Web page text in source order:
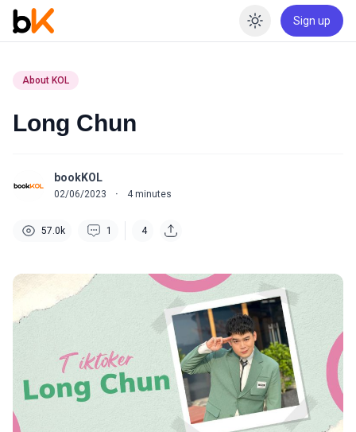
Enable
Sign up
About KOL
Long Chun
bookKOL
02/06/2023 · 4 minutes
57.0k 1 4